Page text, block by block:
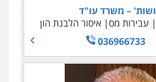
ושות' – משרד עו"ד
עבירות מס איסור הלבנת הון
036966733